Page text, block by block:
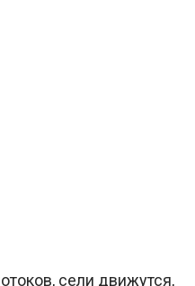
сели движутся,